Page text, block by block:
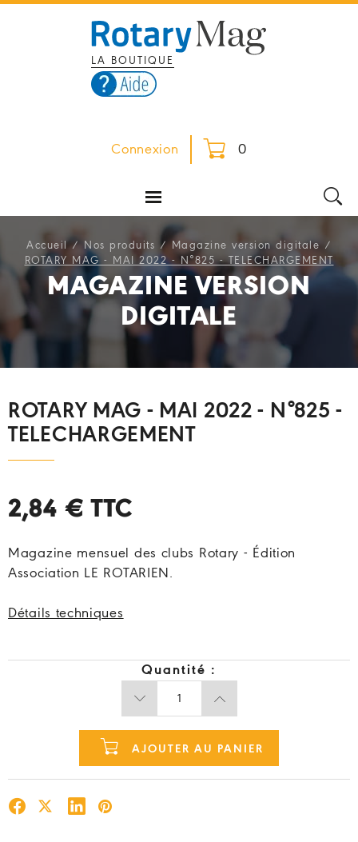
LA BOUTIQUE
Connexion 0
MAGAZINE VERSION
DIGITALE
Accueil / Nos produits / Magazine version digitale /
ROTARY MAG - MAI 2022 - N°825 - TELECHARGEMENT
ROTARY MAG - MAI 2022 - N°825 -
TELECHARGEMENT
2,84 € TTC
Magazine mensuel des clubs Rotary - Édition
Association LE ROTARIEN.
Détails techniques
Quantité :
AJOUTER AU PANIER